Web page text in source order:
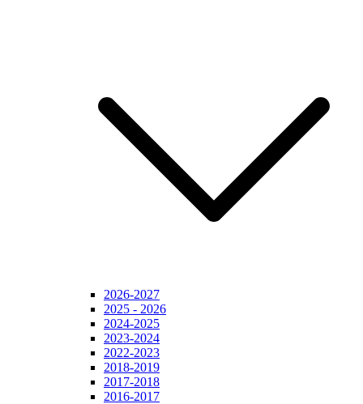
2026-2027
2025 - 2026
2024-2025
2023-2024
2022-2023
2018-2019
2017-2018
2016-2017